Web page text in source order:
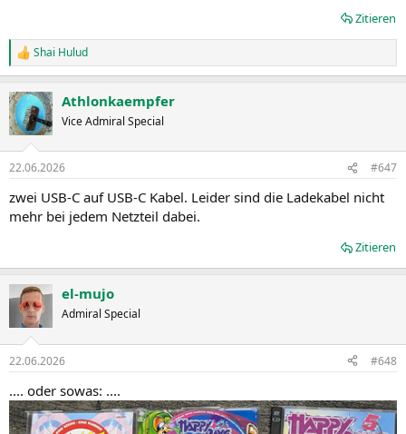
Zitieren
R
e
k
t
i
e
:
Shai Hulud
Athlonkaempfer
Vice Admiral Special
22.06.2026 #647
zwei USB-C auf USB-C Kabel. Leider sind die Ladekabel nicht
mehr bei jedem Netzteil dabei.
Zitieren
el-mujo
Admiral Special
22.06.2026 #648
.... oder sowas: ....